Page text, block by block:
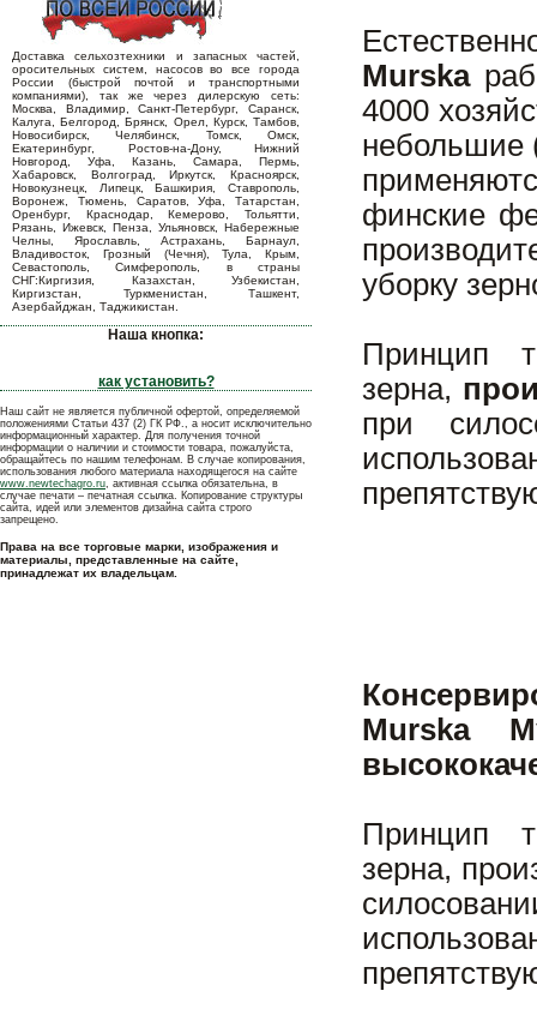
Доставка сельхозтехники и запасных частей,
оросительных систем, насосов во все города
России (быстрой почтой и транспортными
компаниями), так же через дилерскую сеть:
Москва, Владимир, Санкт-Петербург, Саранск,
Калуга, Белгород, Брянск, Орел, Курск, Тамбов,
Новосибирск, Челябинск, Томск, Омск,
Екатеринбург, Ростов-на-Дону, Нижний
Новгород, Уфа, Казань, Самара, Пермь,
Хабаровск, Волгоград, Иркутск, Красноярск,
Новокузнецк, Липецк, Башкирия, Ставрополь,
Воронеж, Тюмень, Саратов, Уфа, Татарстан,
Оренбург, Краснодар, Кемерово, Тольятти,
Рязань, Ижевск, Пенза, Ульяновск, Набережные
Челны, Ярославль, Астрахань, Барнаул,
Владивосток, Грозный (Чечня), Тула, Крым,
Севастополь, Симферополь, в страны
СНГ:Киргизия, Казахстан, Узбекистан,
Киргизстан, Туркменистан, Ташкент,
Азербайджан, Таджикистан.
Наша кнопка:
как установить?
Наш сайт не является публичной офертой, определяемой
положениями Статьи 437 (2) ГК РФ., а носит исключительно
информационный характер. Для получения точной
информации о наличии и стоимости товара, пожалуйста,
обращайтесь по нашим телефонам. В случае копирования,
использования любого материала находящегося на сайте
www.newtechagro.ru, активная ссылка обязательна, в
случае печати – печатная ссылка. Копирование структуры
сайта, идей или элементов дизайна сайта строго
запрещено.
Права на все торговые марки, изображения и
материалы, представленные на сайте,
принадлежат их владельцам.
Murska
4000
небольшие
финские
уборку
Принцип
зерна,
при
Murska
Принцип
зерна,